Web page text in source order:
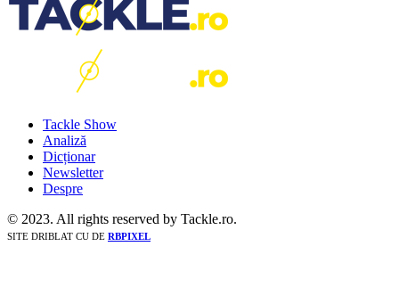
Tackle Show
Analiză
Dicționar
Newsletter
Despre
© 2023. All rights reserved by Tackle.ro.
SITE DRIBLAT CU DE RBPIXEL